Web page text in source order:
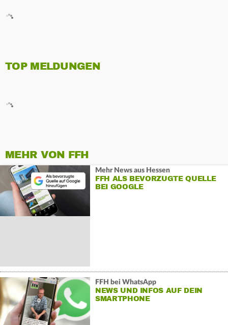
TOP MELDUNGEN
MEHR VON FFH
Mehr News aus Hessen
FFH ALS BEVORZUGTE QUELLE
BEI GOOGLE
FFH bei WhatsApp
NEWS UND INFOS AUF DEIN
SMARTPHONE